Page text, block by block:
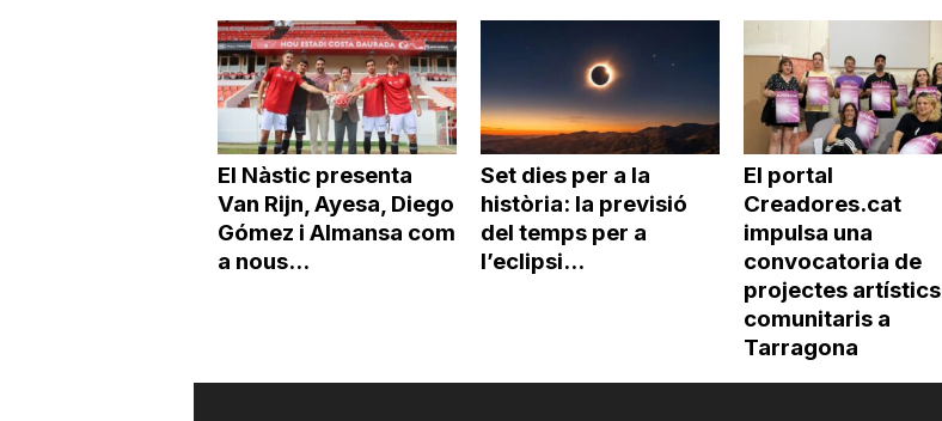
El Nàstic presenta
Van Rijn, Ayesa, Diego
Gómez i Almansa com
a nous...
Set dies per a la
història: la previsió
del temps per a
l’eclipsi...
El portal
Creadores.cat
impulsa una
convocatoria de
projectes artístics
comunitaris a
Tarragona